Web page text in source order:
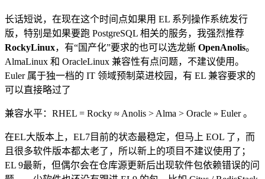
长话短说，在现在这个时间点如果用 EL 系列操作系统发行
版，特别是如果要跑 PostgreSQL 相关的服务，我强烈推荐
RockyLinux，有“国产化”要求的也可以选龙蜥 OpenAnolis。
AlmaLinux 和 OracleLinux 兼容性有点问题，不建议使用。
Euler 属于独一档的 IT 领域预制菜进校园，有 EL 兼容要求的
可以直接略过了
兼容水平：RHEL = Rocky ≈ Anolis > Alma > Oracle » Euler 。
在EL大版本上，EL7目前的状态最稳定，但马上 EOL 了，而
且很多软件版本都太老了，所以新上的项目不建议使用了；
EL 9最新，但偶尔会在仓库源更新后出现软件包依赖错误的问